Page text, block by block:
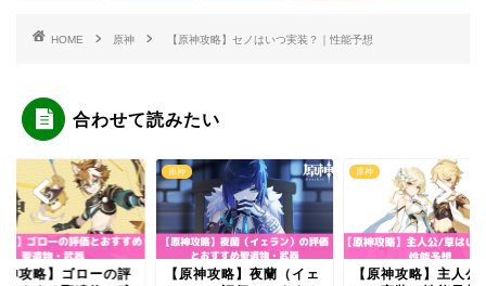
HOME 原神 【原神攻略】セノはいつ実装？｜性能予想
合わせて読みたい
神攻略】ゴローの評
原神
【原神攻略】夜蘭（イェ
原神
【原神攻略】主人公